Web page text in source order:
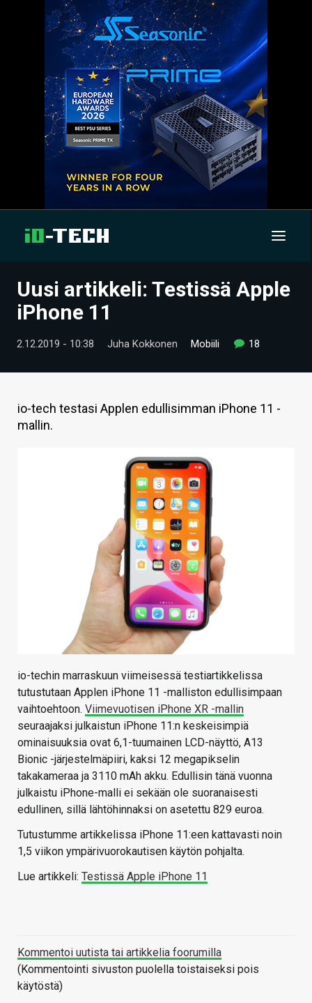
UUTISET
TIETOA
Uusi artikkeli: Testissä Apple
iPhone 11
2.12.2019 - 10:38 Juha Kokkonen Mobiili 18
io-tech testasi Applen edullisimman iPhone 11 -
mallin.
io-techin marraskuun viimeisessä testiartikkelissa
tutustutaan Applen iPhone 11 -malliston edullisimpaan
vaihtoehtoon. Viimevuotisen iPhone XR -mallin
seuraajaksi julkaistun iPhone 11:n keskeisimpiä
ominaisuuksia ovat 6,1-tuumainen LCD-näyttö, A13
Bionic -järjestelmäpiiri, kaksi 12 megapikselin
takakameraa ja 3110 mAh akku. Edullisin tänä vuonna
julkaistu iPhone-malli ei sekään ole suoranaisesti
edullinen, sillä lähtöhinnaksi on asetettu 829 euroa.
Tutustumme artikkelissa iPhone 11:een kattavasti noin
1,5 viikon ympärivuorokautisen käytön pohjalta.
Lue artikkeli: Testissä Apple iPhone 11
Kommentoi uutista tai artikkelia foorumilla
(Kommentointi sivuston puolella toistaiseksi pois
käytöstä)